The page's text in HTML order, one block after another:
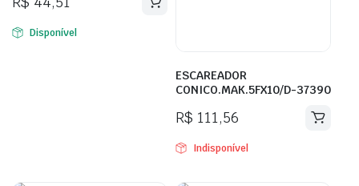
Disponível
ESCAREADOR
CONICO.MAK.5FX10/D-37390
R$ 111,56
Indisponível